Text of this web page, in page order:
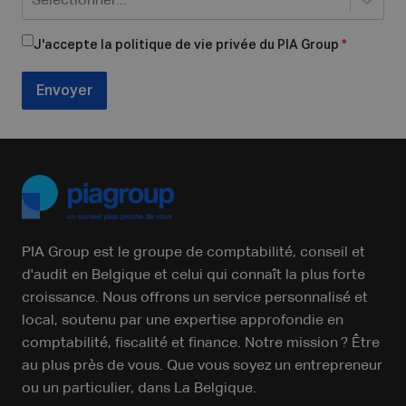
J'accepte la politique de vie privée du PIA Group *
Envoyer
PIA Group est le groupe de comptabilité, conseil et
d'audit en Belgique et celui qui connaît la plus forte
croissance. Nous offrons un service personnalisé et
local, soutenu par une expertise approfondie en
comptabilité, fiscalité et finance. Notre mission ? Être
au plus près de vous. Que vous soyez un entrepreneur
ou un particulier, dans La Belgique.